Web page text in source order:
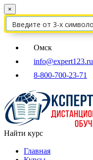
×
Омск
info@expert123.ru
8-800-700-23-71
Найти курс
Главная